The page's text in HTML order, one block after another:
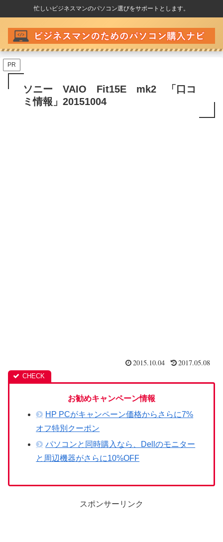
忙しいビジネスマンのパソコン選びをサポートとします。
PR
ソニー VAIO Fit15E mk2 「口コ
ミ情報」20151004
2015.10.04 2017.05.08
お勧めキャンペーン情報
HP PCがキャンペーン価格からさらに7%
オフ特別クーポン
パソコンと同時購入なら、Dellのモニター
と周辺機器がさらに10%OFF
スポンサーリンク